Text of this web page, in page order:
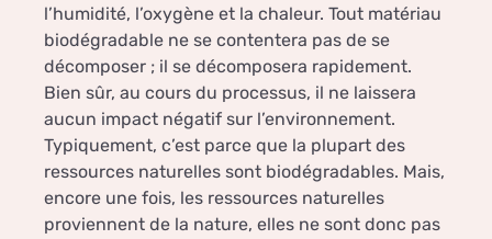
l’humidité, l’oxygène et la chaleur. Tout matériau
biodégradable ne se contentera pas de se
décomposer ; il se décomposera rapidement.
Bien sûr, au cours du processus, il ne laissera
aucun impact négatif sur l’environnement.
Typiquement, c’est parce que la plupart des
ressources naturelles sont biodégradables. Mais,
encore une fois, les ressources naturelles
proviennent de la nature, elles ne sont donc pas